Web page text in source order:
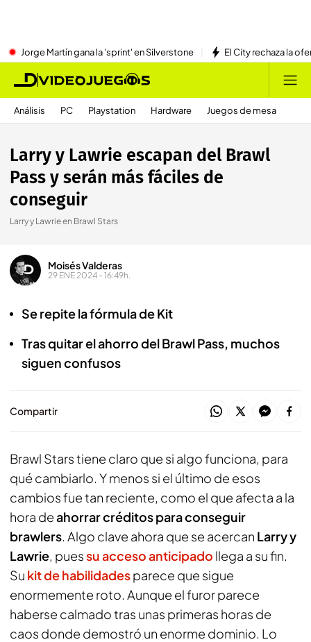
Jorge Martín gana la 'sprint' en Silverstone El City rechaza la
Análisis PC Playstation Hardware Juegos de mesa
Larry y Lawrie escapan del Brawl
Pass y serán más fáciles de
conseguir
Larry y Lawrie en Brawl Stars
Moisés Valderas
29 ENE 2024 - 16:49h.
Se repite la fórmula de Kit
Tras quitar el ahorro del Brawl Pass, muchos
siguen confusos
Compartir
Brawl Starstiene claro que si algo funciona, para
qué cambiarlo. Y menos si el último de esos
cambios fue tan reciente, como el que afecta a la
hora deahorrar créditos para conseguir
brawlers. Algo clave ahora que se acercan Larry y
Lawrie, puessu acceso anticipado llega a su fin.
Su kit de habilidadesparece que sigue
enormemente roto. Aunque el furor parece
haberse calmado tras unas primeras horas de
caos donde demostró un enorme dominio. Lo